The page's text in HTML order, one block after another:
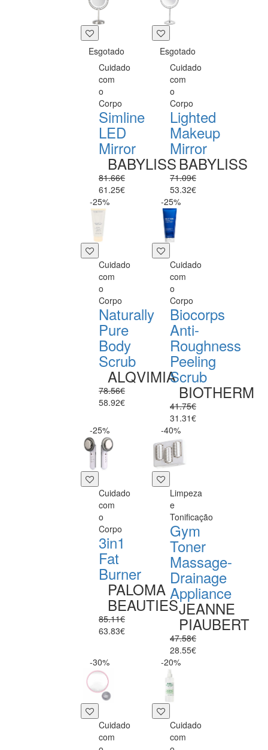
Esgotado
Cuidado
com
o
Corpo
Simline
LED
Mirror
BABYLISS
81.66€
61.25€
Esgotado
Cuidado
com
o
Corpo
Lighted
Makeup
Mirror
BABYLISS
71.09€
53.32€
-25%
Cuidado
com
o
Corpo
Naturally
Pure
Body
Scrub
ALQVIMIA
78.56€
58.92€
-25%
Cuidado
com
o
Corpo
Biocorps
Anti-
Roughness
Peeling
Scrub
BIOTHERM
41.75€
31.31€
-25%
Cuidado
com
o
Corpo
3in1
Fat
Burner
PALOMA
BEAUTIES
85.11€
63.83€
-40%
Limpeza
e
Tonificação
Gym
Toner
Massage-
Drainage
Appliance
JEANNE
PIAUBERT
47.58€
28.55€
-30%
Cuidado
com
-20%
Cuidado
com